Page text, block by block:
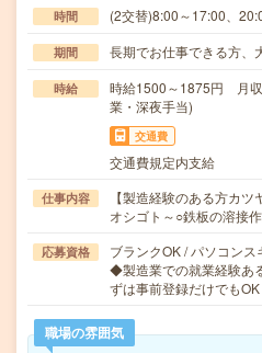
時間 (2交替)8:00～17:00、
期間 長期でお仕事できる方、
時給
時給1500～1875円 月
業・深夜手当)
交通費
交通費規定内支給
仕事内容
【製造経験のある方カ
オシゴト～○鉄板の溶接
応募資格
ブランクOK / パソコン
◆製造業での就業経験あ
ずは事前登録だけでも
職場の雰囲気